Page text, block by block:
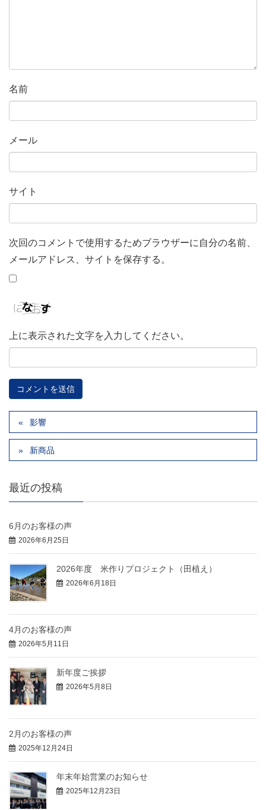
名前
メール
サイト
次回のコメントで使用するためブラウザーに自分の名前、
メールアドレス、サイトを保存する。
上に表示された文字を入力してください。
影響
新商品
最近の投稿
6月のお客様の声
2026年6月25日
2026年度 米作りプロジェクト（田植え）
2026年6月18日
4月のお客様の声
2026年5月11日
新年度ご挨拶
2026年5月8日
2月のお客様の声
2025年12月24日
年末年始営業のお知らせ
2025年12月23日